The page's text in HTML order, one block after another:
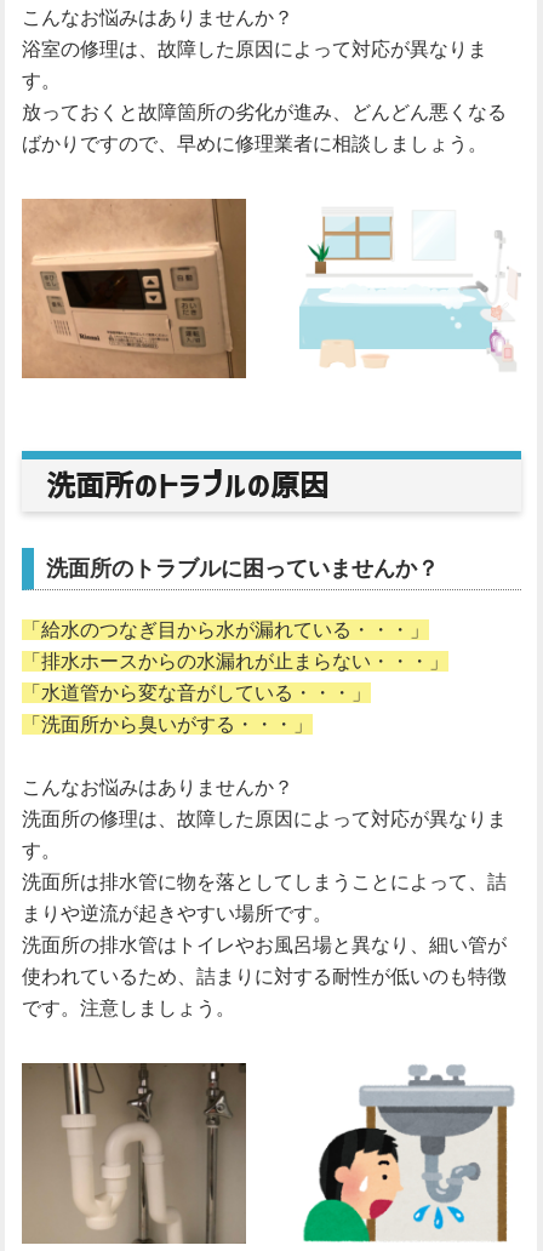
こんなお悩みはありませんか？
浴室の修理は、故障した原因によって対応が異なりま
す。
放っておくと故障箇所の劣化が進み、どんどん悪くなる
ばかりですので、早めに修理業者に相談しましょう。
洗面所のトラブルの原因
洗面所のトラブルに困っていませんか？
「給水のつなぎ目から水が漏れている・・・」
「排水ホースからの水漏れが止まらない・・・」
「水道管から変な音がしている・・・」
「洗面所から臭いがする・・・」
こんなお悩みはありませんか？
洗面所の修理は、故障した原因によって対応が異なりま
す。
洗面所は排水管に物を落としてしまうことによって、詰
まりや逆流が起きやすい場所です。
洗面所の排水管はトイレやお風呂場と異なり、細い管が
使われているため、詰まりに対する耐性が低いのも特徴
です。注意しましょう。